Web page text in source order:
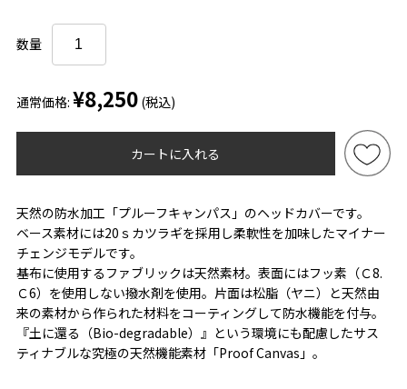
数量
通常価格: ¥8,250 (税込)
カートに入れる
天然の防水加工「プルーフキャンパス」のヘッドカバーです。
ベース素材には20ｓカツラギを採用し柔軟性を加味したマイナー
チェンジモデルです。
基布に使用するファブリックは天然素材。表面にはフッ素（Ｃ8.
Ｃ6）を使用しない撥水剤を使用。片面は松脂（ヤニ）と天然由
来の素材から作られた材料をコーティングして防水機能を付与。
『土に還る（Bio-degradable）』という環境にも配慮したサス
ティナブルな究極の天然機能素材「Proof Canvas」。